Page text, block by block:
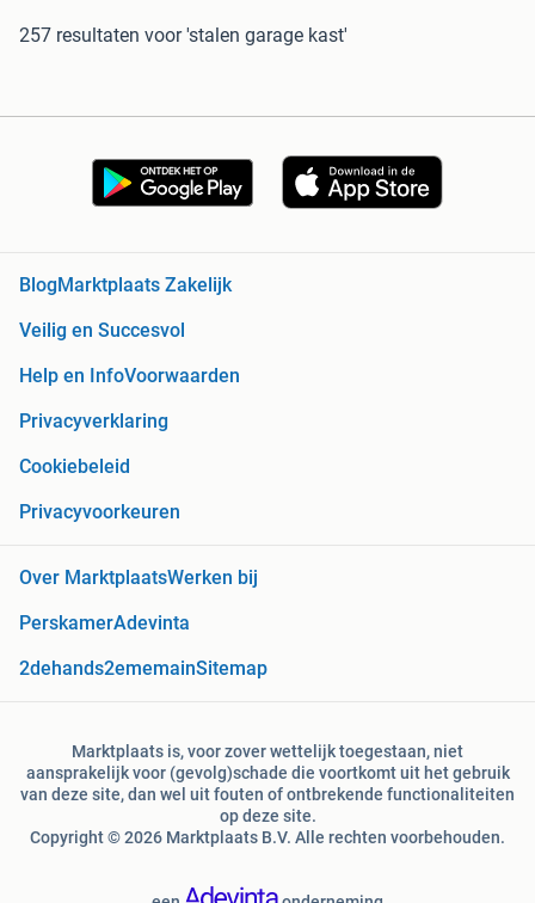
257 resultaten voor 'stalen garage kast'
BlogMarktplaats Zakelijk
Veilig en Succesvol
Help en InfoVoorwaarden
Privacyverklaring
Cookiebeleid
Privacyvoorkeuren
Over MarktplaatsWerken bij
PerskamerAdevinta
2dehands2ememainSitemap
Marktplaats is, voor zover wettelijk toegestaan, niet
aansprakelijk voor (gevolg)schade die voortkomt uit het gebruik
van deze site, dan wel uit fouten of ontbrekende functionaliteiten
op deze site.
Copyright © 2026 Marktplaats B.V. Alle rechten voorbehouden.